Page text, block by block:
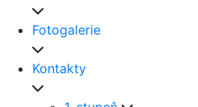
Fotogalerie
Kontakty